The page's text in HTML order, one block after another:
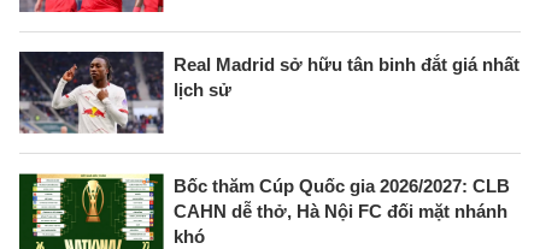
Real Madrid sở hữu tân binh đắt giá nhất
lịch sử
Bốc thăm Cúp Quốc gia 2026/2027: CLB
CAHN dễ thở, Hà Nội FC đối mặt nhánh
khó